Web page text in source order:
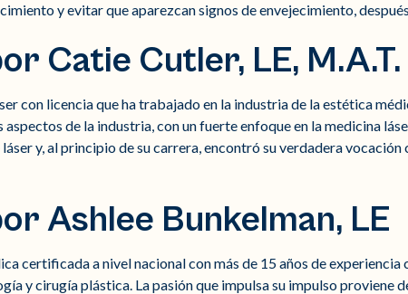
y evitar que aparezcan signos de envejecimiento,
Catie Cutler, LE, M.A.T.
con licencia que ha trabajado en la industria de la estética
de la industria, con un fuerte enfoque en la medicina
y, al principio de su carrera, encontró su verdadera
Ashlee Bunkelman, LE
certificada a nivel nacional con más de 15 años de experiencia
y cirugía plástica. La pasión que impulsa su impulso proviene